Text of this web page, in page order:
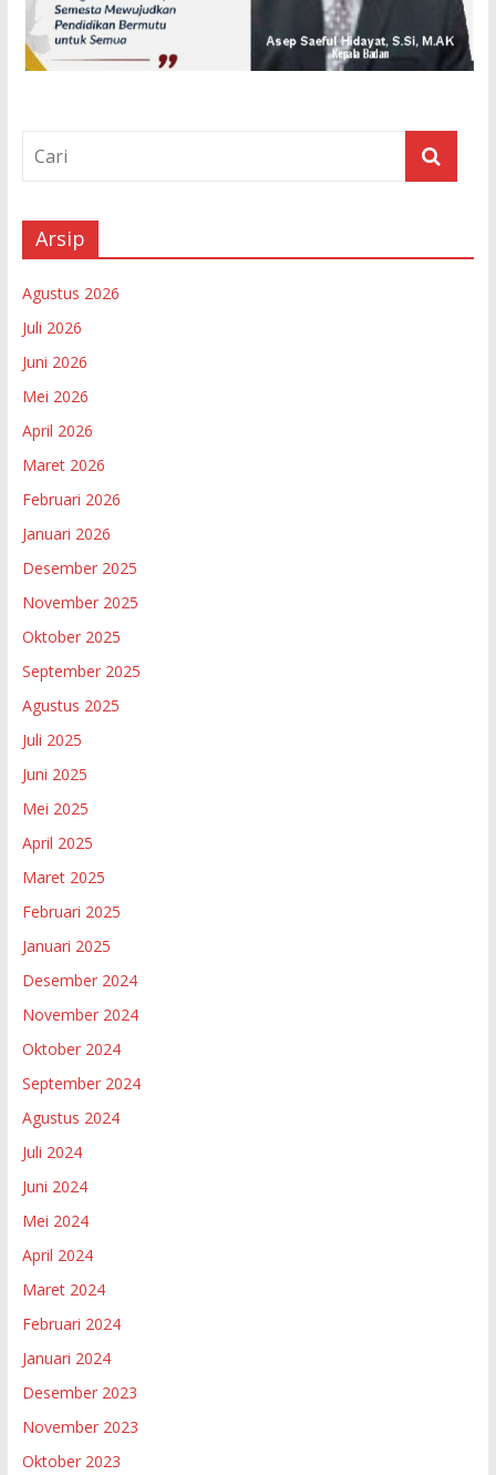
Arsip
Agustus 2026
Juli 2026
Juni 2026
Mei 2026
April 2026
Maret 2026
Februari 2026
Januari 2026
Desember 2025
November 2025
Oktober 2025
September 2025
Agustus 2025
Juli 2025
Juni 2025
Mei 2025
April 2025
Maret 2025
Februari 2025
Januari 2025
Desember 2024
November 2024
Oktober 2024
September 2024
Agustus 2024
Juli 2024
Juni 2024
Mei 2024
April 2024
Maret 2024
Februari 2024
Januari 2024
Desember 2023
November 2023
Oktober 2023